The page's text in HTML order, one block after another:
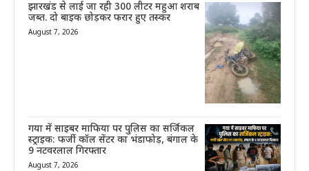
झारखंड से लाई जा रही 300 लीटर महुआ शराब
जब्त. दो बाइक छोड़कर फरार हुए तस्कर
August 7, 2026
गया में साइबर माफिया पर पुलिस का सर्जिकल
स्ट्राइक: फर्जी कॉल सेंटर का भंडाफोड़, बंगाल के
9 नटवरलाल गिरफ्तार
August 7, 2026